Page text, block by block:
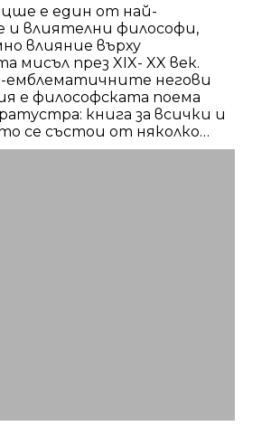
е един от най-
и влиятелни философи,
влияние върху
мисъл през XIX- XX век.
емблематичните негови
е философската поема
книга за всички и
се състои от няколко
на немски език в